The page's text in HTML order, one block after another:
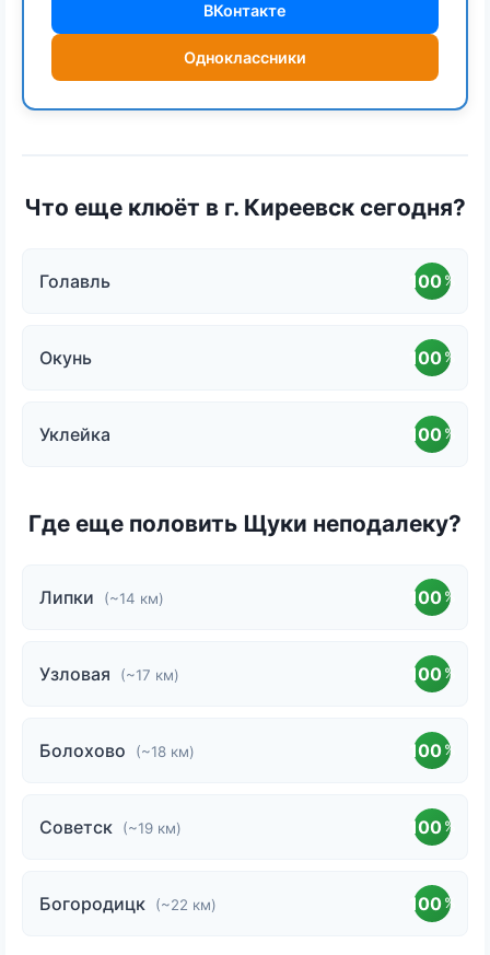
ВКонтакте
Одноклассники
Что еще клюёт в г. Киреевск сегодня?
Голавль 100 %
Окунь 100 %
Уклейка 100 %
Где еще половить Щуки неподалеку?
Липки (~14 км) 100 %
Узловая (~17 км) 100 %
Болохово (~18 км) 100 %
Советск (~19 км) 100 %
Богородицк (~22 км) 100 %